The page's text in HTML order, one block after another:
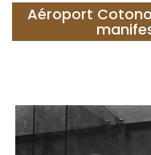
Aéroport